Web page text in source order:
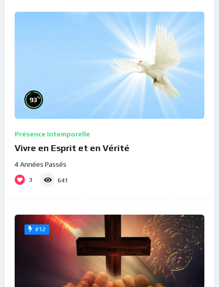
93%
Présence Intemporelle
Vivre en Esprit et en Vérité
4 Années Passés
3 641
#12